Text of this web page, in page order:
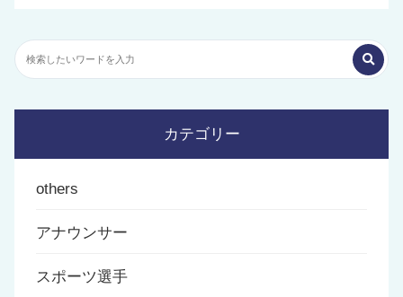
カテゴリー
others
アナウンサー
スポーツ選手